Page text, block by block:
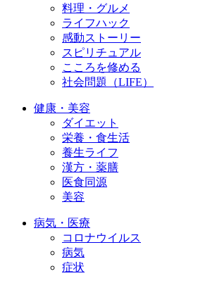
料理・グルメ
ライフハック
感動ストーリー
スピリチュアル
こころを修める
社会問題（LIFE）
健康・美容
ダイエット
栄養・食生活
養生ライフ
漢方・薬膳
医食同源
美容
病気・医療
コロナウイルス
病気
症状